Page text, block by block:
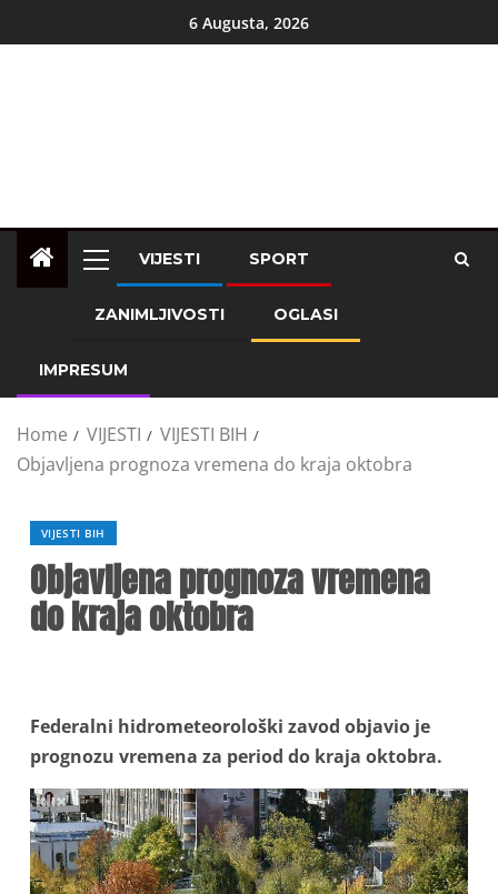
6 Augusta, 2026
VIJESTI SPORT
ZANIMLJIVOSTI OGLASI
IMPRESUM
Home VIJESTI
VIJESTI BIH
Objavljena prognoza vremena do kraja oktobra
VIJESTI BIH
Objavljena prognoza vremena
do kraja oktobra
Federalni hidrometeorološki zavod objavio je
prognozu vremena za period do kraja oktobra.